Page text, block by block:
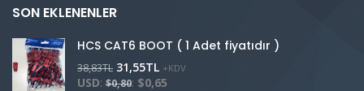
SON EKLENENLER
HCS CAT6 BOOT ( 1 Adet fiyatıdır )
38,83TL 31,55TL +KDV
USD: $0,80: $0,65